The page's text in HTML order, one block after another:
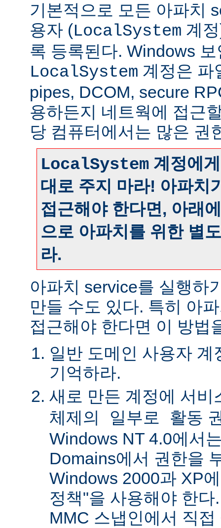
기본적으로 모든 아파치
용자 (LocalSystem 계
록 등록된다. Windows
LocalSystem 계정은 파
pipes, DCOM, secure
용하든지 네트웍에 접근
당 컴퓨터에서는 많은 권
LocalSystem 계정에
대로 주지 마라! 아파치
접근해야 한다면, 아래
으로 아파치를 위한 별
라.
아파치 service를 실행하
만들 수도 있다. 특히 아
접근해야 한다면 이 방법
일반 도메인 사용자
기억하라.
새로 만든 계정에 서비
체제의 일부로 활동
Windows NT 4.0에서
Domains에서 권한을
Windows 2000과 XP
정책"을 사용해야 한
MMC 스냅인에서 직